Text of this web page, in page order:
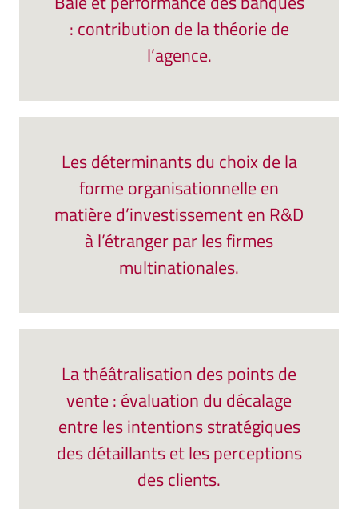
: contribution de la théorie de
l’agence.
Les déterminants du choix de la
forme organisationnelle en
matière d’investissement en R&D
à l’étranger par les firmes
multinationales.
La théâtralisation des points de
vente : évaluation du décalage
entre les intentions stratégiques
des détaillants et les perceptions
des clients.